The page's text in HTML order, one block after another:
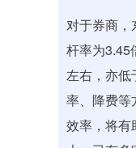
对于券商，
杆率为3.45
左右，亦低
率、降费等
效率，将有